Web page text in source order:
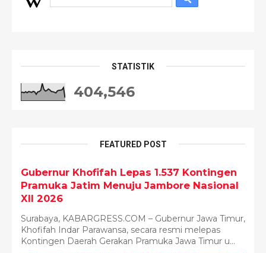
STATISTIK
404,546
FEATURED POST
Gubernur Khofifah Lepas 1.537 Kontingen
Pramuka Jatim Menuju Jambore Nasional
XII 2026
Surabaya, KABARGRESS.COM – Gubernur Jawa Timur,
Khofifah Indar Parawansa, secara resmi melepas
Kontingen Daerah Gerakan Pramuka Jawa Timur u...